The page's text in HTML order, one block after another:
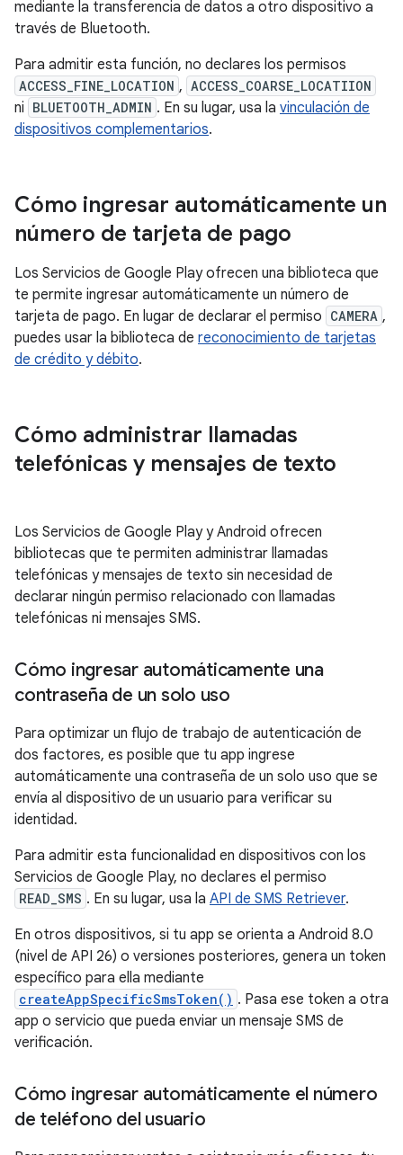
mediante la transferencia de datos a otro dispositivo a
través de Bluetooth.
Para admitir esta función, no declares los permisos
ACCESS_FINE_LOCATION , ACCESS_COARSE_LOCATIION
ni BLUETOOTH_ADMIN . En su lugar, usa la vinculación de
dispositivos complementarios.
Cómo ingresar automáticamente un
número de tarjeta de pago
Los Servicios de Google Play ofrecen una biblioteca que
te permite ingresar automáticamente un número de
tarjeta de pago. En lugar de declarar el permiso CAMERA ,
puedes usar la biblioteca de reconocimiento de tarjetas
de crédito y débito.
Cómo administrar llamadas
telefónicas y mensajes de texto
Los Servicios de Google Play y Android ofrecen
bibliotecas que te permiten administrar llamadas
telefónicas y mensajes de texto sin necesidad de
declarar ningún permiso relacionado con llamadas
telefónicas ni mensajes SMS.
Cómo ingresar automáticamente una
contraseña de un solo uso
Para optimizar un flujo de trabajo de autenticación de
dos factores, es posible que tu app ingrese
automáticamente una contraseña de un solo uso que se
envía al dispositivo de un usuario para verificar su
identidad.
Para admitir esta funcionalidad en dispositivos con los
Servicios de Google Play, no declares el permiso
READ_SMS . En su lugar, usa la API de SMS Retriever.
En otros dispositivos, si tu app se orienta a Android 8.0
(nivel de API 26) o versiones posteriores, genera un token
específico para ella mediante
createAppSpecificSmsToken() . Pasa ese token a otra
app o servicio que pueda enviar un mensaje SMS de
verificación.
Cómo ingresar automáticamente el número
de teléfono del usuario